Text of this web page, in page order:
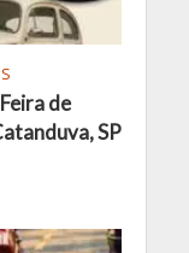
de
SP